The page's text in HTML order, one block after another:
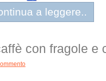
a leggere..
con fragole e